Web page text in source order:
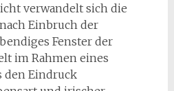
verwandelt sich die
Einbruch der
Fenster der
im Rahmen eines
den Eindruck